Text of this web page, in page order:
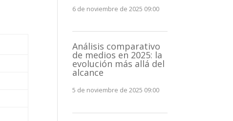
6 de noviembre de 2025 09:00
Análisis comparativo
de medios en 2025: la
evolución más allá del
alcance
5 de noviembre de 2025 09:00